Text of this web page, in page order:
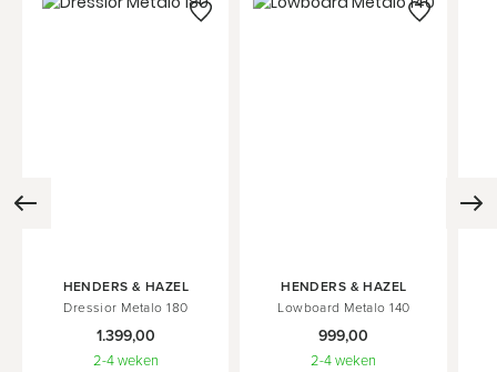
HENDERS & HAZEL
Dressior Metalo 180
1.399,00
2-4 weken
Winkelwagen
HENDERS & HAZEL
Lowboard Metalo 140
999,00
2-4 weken
Winkelwagen